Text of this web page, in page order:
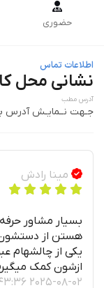

حضوری
اطلاعات تماس
نشانی محل
آدرس مطب
جـهت نــمایـش آدرس
مینا رادش
بسیار مشاور
هستن از
یکی از چالشهام
ازشون کمک
2025-08-02 22:43:36